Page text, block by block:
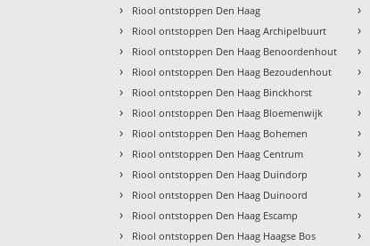
› Riool ontstoppen Den Haag
› Riool ontstoppen Den Haag Archipelbuurt
› Riool ontstoppen Den Haag Benoordenhout
› Riool ontstoppen Den Haag Bezoudenhout
› Riool ontstoppen Den Haag Binckhorst
› Riool ontstoppen Den Haag Bloemenwijk
› Riool ontstoppen Den Haag Bohemen
› Riool ontstoppen Den Haag Centrum
› Riool ontstoppen Den Haag Duindorp
› Riool ontstoppen Den Haag Duinoord
› Riool ontstoppen Den Haag Escamp
› Riool ontstoppen Den Haag Haagse Bos
›
›
›
›
›
›
›
›
›
›
›
›